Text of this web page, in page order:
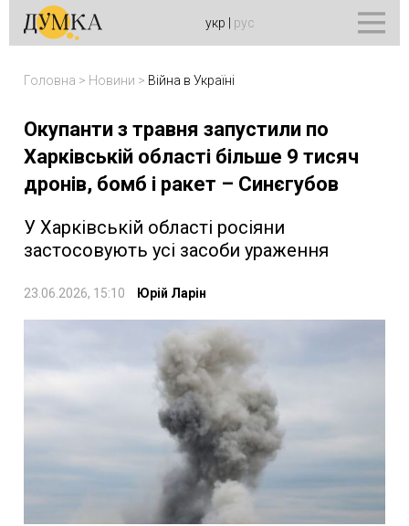
укр рус
Головна > Новини > Війна в Україні
Окупанти з травня запустили по
Харківській області більше 9 тисяч
дронів, бомб і ракет – Синєгубов
У Харківській області росіяни
застосовують усі засоби ураження
23.06.2026, 15:10 Юрій Ларін